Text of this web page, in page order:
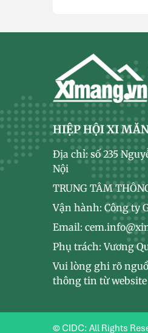
HIỆP HỘI XI
Địa chỉ: số 235
Nội
TRUNG TÂM
Vận hành: Công ty
Email:
Phụ trách: Vương
Vui lòng ghi rõ
thông tin từ website
© CIDC: All Rights